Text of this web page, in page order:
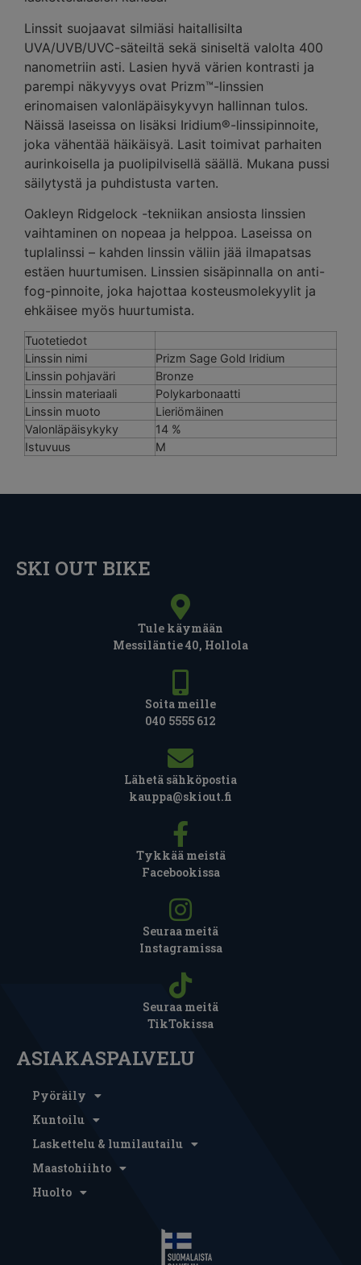
Linssit suojaavat silmiäsi haitallisilta
UVA/UVB/UVC-säteiltä sekä siniseltä valolta 400
nanometriin asti. Lasien hyvä värien kontrasti ja
parempi näkyvyys ovat Prizm™-linssien
erinomaisen valonläpäisykyvyn hallinnan tulos.
Näissä laseissa on lisäksi Iridium®-linssipinnoite,
joka vähentää häikäisyä. Lasit toimivat parhaiten
aurinkoisella ja puolipilvisellä säällä. Mukana pussi
säilytystä ja puhdistusta varten.
Oakleyn Ridgelock -tekniikan ansiosta linssien
vaihtaminen on nopeaa ja helppoa. Laseissa on
tuplalinssi – kahden linssin väliin jää ilmapatsas
estäen huurtumisen. Linssien sisäpinnalla on anti-
fog-pinnoite, joka hajottaa kosteusmolekyylit ja
ehkäisee myös huurtumista.
Tuotetiedot
Linssin nimi
Prizm Sage Gold Iridium
Linssin pohjaväri
Bronze
Linssin materiaali
Polykarbonaatti
Linssin muoto
Lieriömäinen
Valonläpäisykyky
14 %
Istuvuus
M
SKI OUT BIKE
Tule käymään
Messiläntie 40, Hollola
Soita meille
040 5555 612
Lähetä sähköpostia
kauppa@skiout.fi
Tykkää meistä
Facebookissa
Seuraa meitä
Instagramissa
Seuraa meitä
TikTokissa
ASIAKASPALVELU
Pyöräily
Kuntoilu
Laskettelu & lumilautailu
Maastohiihto
Huolto